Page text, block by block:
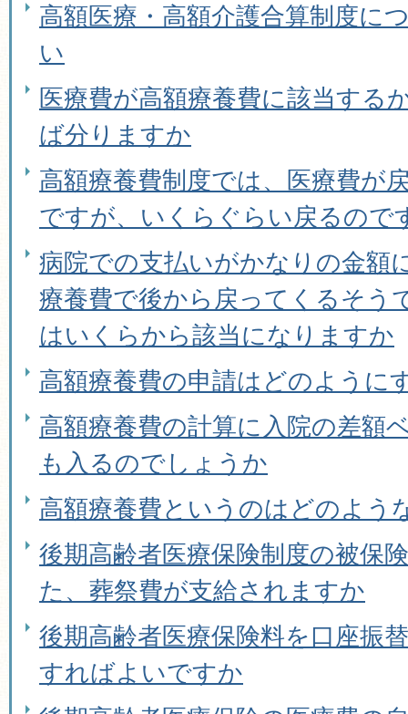
高額医療・高額介護合算制度に
い
医療費が高額療養費に該当する
ば分りますか
高額療養費制度では、医療費が
ですが、いくらぐらい戻るので
病院での支払いがかなりの金額
療養費で後から戻ってくるそう
はいくらから該当になりますか
高額療養費の申請はどのように
高額療養費の計算に入院の差額
も入るのでしょうか
高額療養費というのはどのよう
後期高齢者医療保険制度の被保
た、葬祭費が支給されますか
後期高齢者医療保険料を口座振
すればよいですか